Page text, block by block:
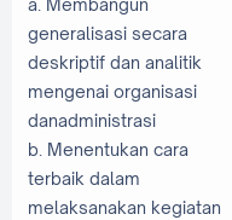
generalisasi secara
deskriptif dan analitik
mengenai organisasi
danadministrasi
b. Menentukan cara
terbaik dalam
melaksanakan kegiatan